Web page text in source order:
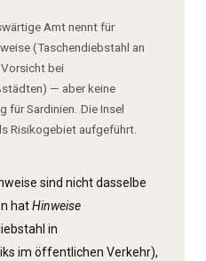
Amt nennt für
(Taschen­diebstahl an
bei
— aber keine
für Sardinien. Die Insel
Risikogebiet aufgeführt.
sind nicht dasselbe
hatHinweise
in
im öffentlichen Verkehr),